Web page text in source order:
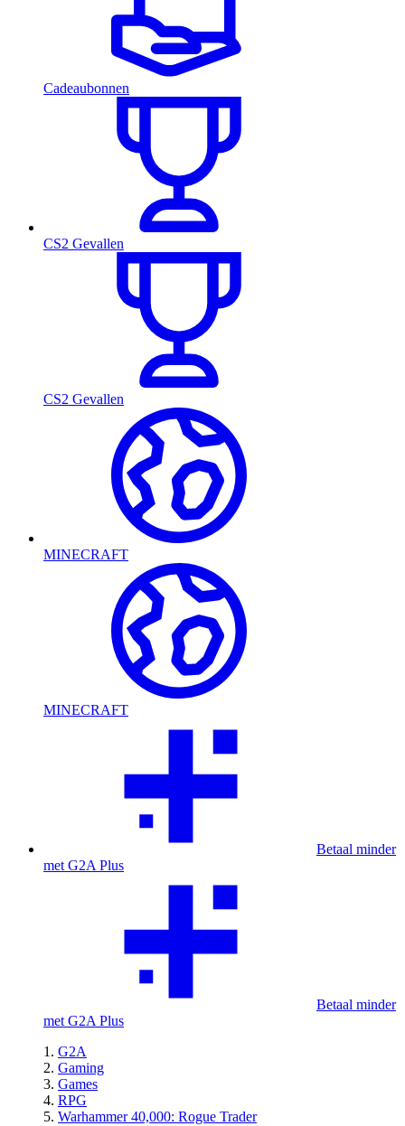
Cadeaubonnen
CS2 Gevallen
CS2 Gevallen
MINECRAFT
MINECRAFT
Betaal minder
met G2A Plus
Betaal minder
met G2A Plus
G2A
Gaming
Games
RPG
Warhammer 40,000: Rogue Trader